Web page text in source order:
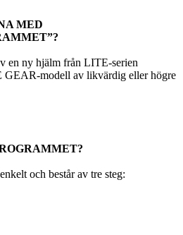
MED
en ny hjälm från LITE-serien
GEAR-modell av likvärdig eller högre
och består av tre steg: